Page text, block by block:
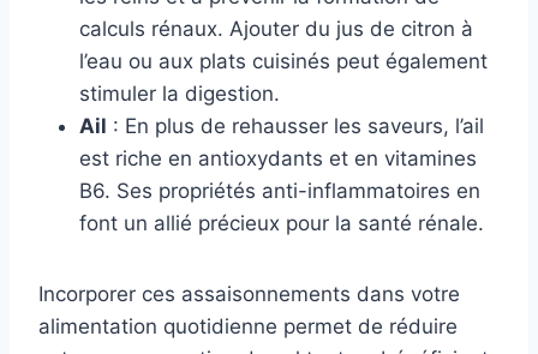
calculs rénaux. Ajouter du jus de citron à
l’eau ou aux plats cuisinés peut également
stimuler la digestion.
Ail : En plus de rehausser les saveurs, l’ail
est riche en antioxydants et en vitamines
B6. Ses propriétés anti-inflammatoires en
font un allié précieux pour la santé rénale.
Incorporer ces assaisonnements dans votre
alimentation quotidienne permet de réduire